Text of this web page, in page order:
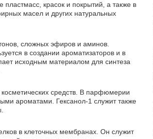
красок и покрытий, а также в
масел и других натуральных
сложных эфиров и аминов.
в создании ароматизаторов и в
исходным материалом для синтеза
косметических средств. В парфюмерии
ароматами. Гексанол-1 служит также
в клеточных мембранах. Он служит